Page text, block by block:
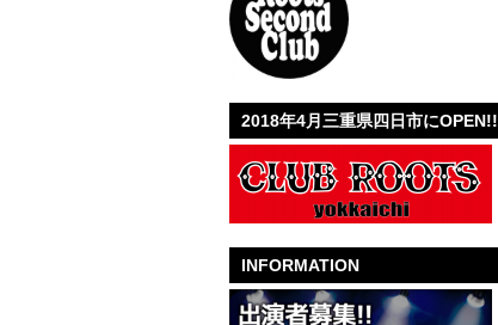
2018年4月三重県四日市にOPEN!!
INFORMATION